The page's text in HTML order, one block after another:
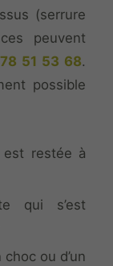
(serrure
peuvent
51 53 68.
possible
restée à
qui s’est
ou d’un